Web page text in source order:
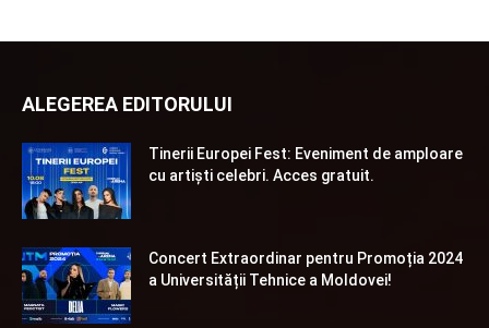
ALEGEREA EDITORULUI
Tinerii Europei Fest: Eveniment de amploare
cu artiști celebri. Acces gratuit.
Concert Extraordinar pentru Promoția 2024
a Universității Tehnice a Moldovei!